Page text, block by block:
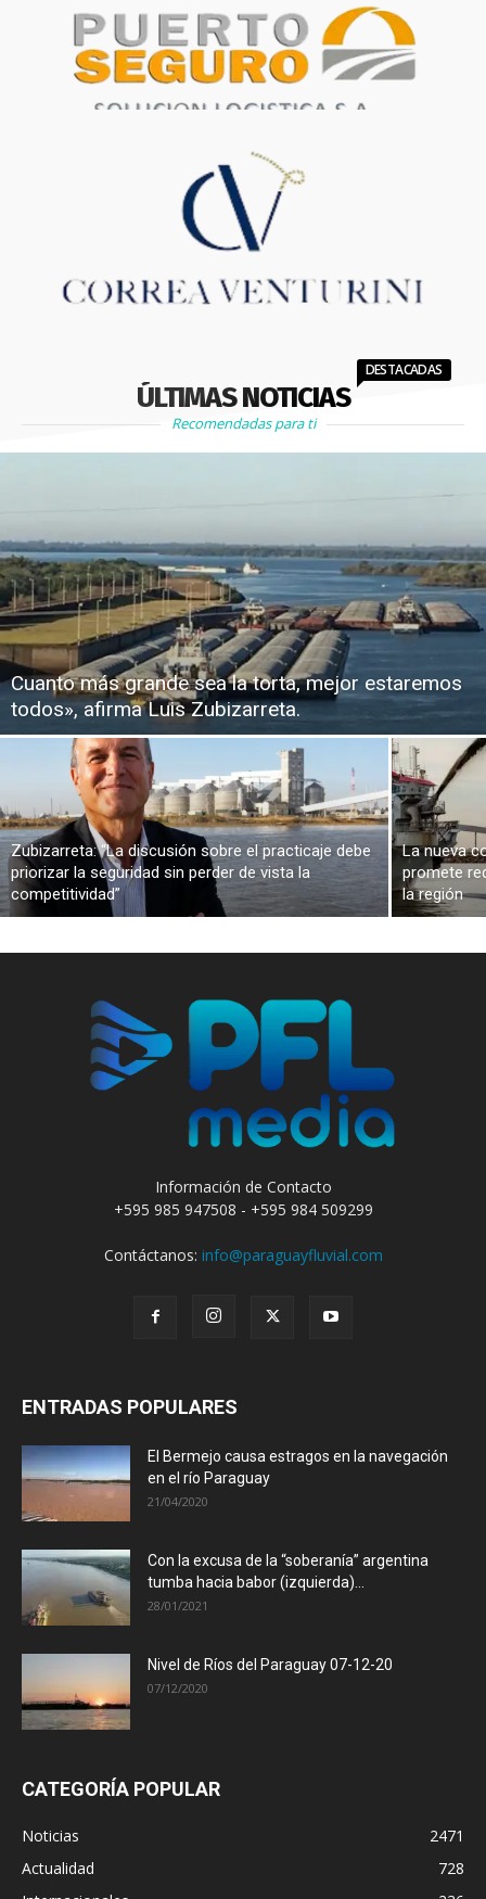
ÚLTIMAS NOTICIAS
DESTACADAS
Recomendadas para ti
Cuanto más grande sea la torta, mejor estaremos
todos», afirma Luis Zubizarreta.
Zubizarreta: “La discusión sobre el practicaje debe
priorizar la seguridad sin perder de vista la
competitividad”
La nueva
promete
la región
Información de Contacto
+595 985 947508 - +595 984 509299
Contáctanos: info@paraguayfluvial.com
ENTRADAS POPULARES
El Bermejo causa estragos en la navegación
en el río Paraguay
21/04/2020
Con la excusa de la “soberanía” argentina
tumba hacia babor (izquierda)...
28/01/2021
Nivel de Ríos del Paraguay 07-12-20
07/12/2020
CATEGORÍA POPULAR
Noticias
2471
Actualidad
728